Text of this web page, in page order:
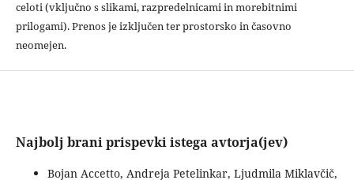
celoti (vključno s slikami, razpredelnicami in morebitnimi
prilogami). Prenos je izključen ter prostorsko in časovno
neomejen.
Najbolj brani prispevki istega avtorja(jev)
Bojan Accetto, Andreja Petelinkar, Ljudmila Miklavčič,